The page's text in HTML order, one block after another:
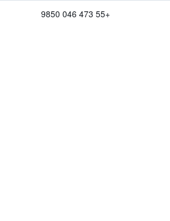
+55 473 046 9850